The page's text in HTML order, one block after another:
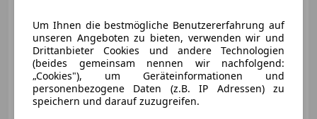
€ 17 590
09/2021 Diesel
Um Ihnen die bestmögliche Benutzererfahrung auf
unseren Angeboten zu bieten, verwenden wir und
Drittanbieter Cookies und andere Technologien
(beides gemeinsam nennen wir nachfolgend:
„Cookies"), um Geräteinformationen und
personenbezogene Daten (z.B. IP Adressen) zu
speichern und darauf zuzugreifen.